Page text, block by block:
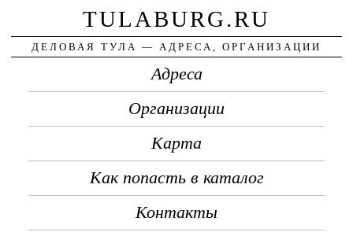
TULABURG.RU
ДЕЛОВАЯ ТУЛА — АДРЕСА, ОРГАНИЗАЦИИ
Адреса
Организации
Карта
Как попасть в каталог
Контакты